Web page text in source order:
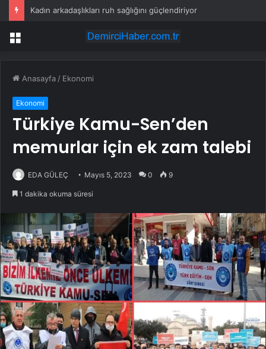
Kadın arkadaşlıkları ruh sağlığını güçlendiriyor
Menü
Anasayfa / Ekonomi
Ekonomi
Türkiye Kamu-Sen’den
memurlar için ek zam talebi
EDA GÜLEÇ Mayıs 5, 2023 0 9
1 dakika okuma süresi